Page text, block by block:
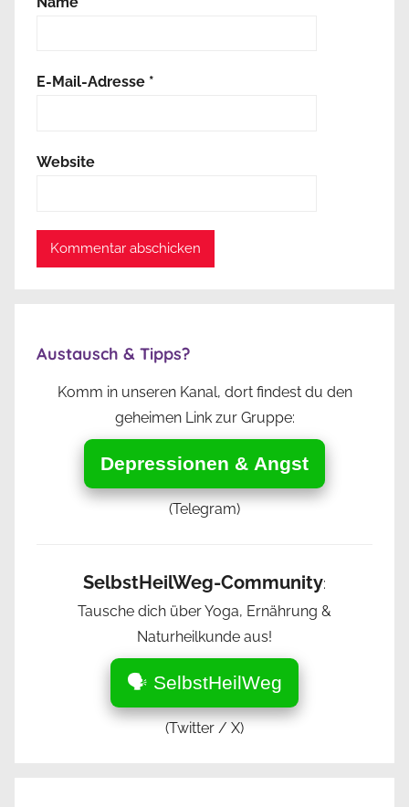
E-Mail-Adresse *
Website
Austausch & Tipps?
Komm in unseren Kanal, dort findest du den
geheimen Link zur Gruppe:
Depressionen & Angst
(Telegram)
SelbstHeilWeg-Community:
Tausche dich über Yoga, Ernährung &
Naturheilkunde aus!
🗣️ SelbstHeilWeg
(Twitter / X)